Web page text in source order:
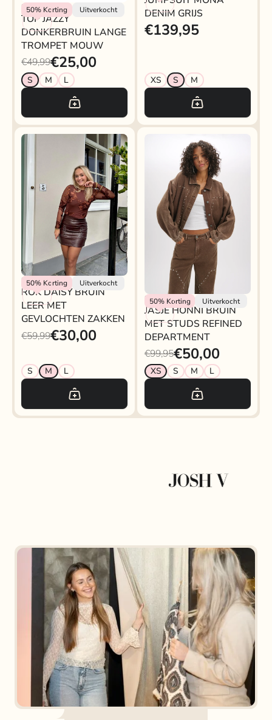
50% Korting Uitverkocht
Rokjeklokje
TOP JAZZY
DONKERBRUIN LANGE
TROMPET MOUW
€49,99€25,00
S M L
DENIM GRIJS
€139,95
XS S M
50% Korting Uitverkocht
Rokjeklokje
ROK DAISY BRUIN
LEER MET
GEVLOCHTEN ZAKKEN
€59,99€30,00
S M L
50%Korting Uitverkocht
Refined Department
JASJE HONNI BRUIN
MET STUDS REFINED
DEPARTMENT
€99,95€50,00
XS S M L